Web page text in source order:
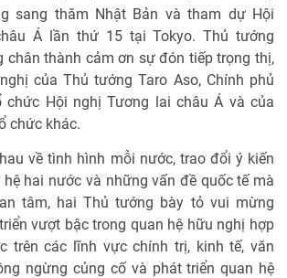
sang thăm Nhật Bản và tham dự Hội
Á lần thứ 15 tại Tokyo. Thủ tướng
chân thành cảm ơn sự đón tiếp trọng thị,
của Thủ tướng Taro Aso, Chính phủ
chức Hội nghị Tương lai châu Á và của
chức khác.
về tình hình mỗi nước, trao đổi ý kiến
hai nước và những vấn đề quốc tế mà
tâm, hai Thủ tướng bày tỏ vui mừng
vượt bậc trong quan hệ hữu nghị hợp
trên các lĩnh vực chính trị, kinh tế, văn
ngừng củng cố và phát triển quan hệ